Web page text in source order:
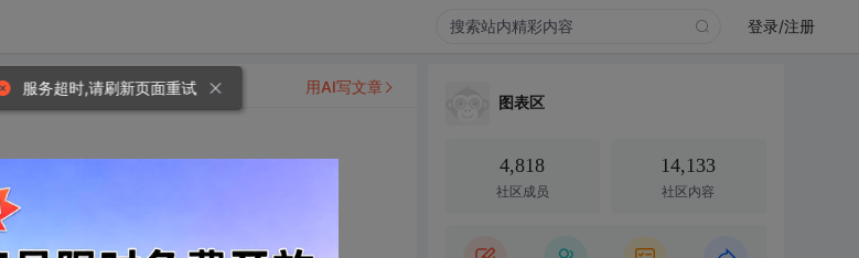
登录/注册
用AI写文章
图表区
4,818
社区成员
14,133
社区内容
服务超时,请刷新页面重试